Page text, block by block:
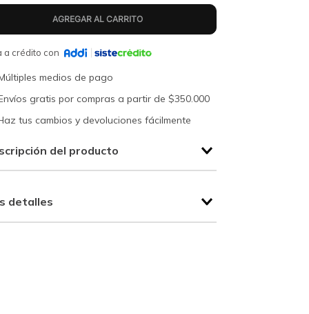
a crédito con
medios de pago
gratis por compras a partir de $350.000
tus cambios y devoluciones fácilmente
del producto
detalles